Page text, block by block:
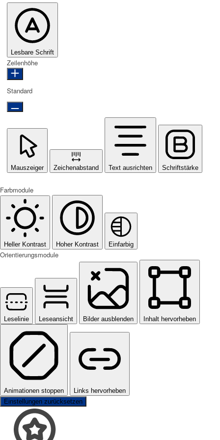
Lesbare Schrift
Zeilenhöhe
Standard
Mauszeiger Zeichenabstand Text ausrichten Schriftstärke
Farbmodule
Heller Kontrast Hoher Kontrast Einfarbig
Orientierungsmodule
Leselinie Leseansicht Bilder ausblenden Inhalt hervorheben
Animationen stoppen
Links hervorheben
Einstellungen zurücksetzen